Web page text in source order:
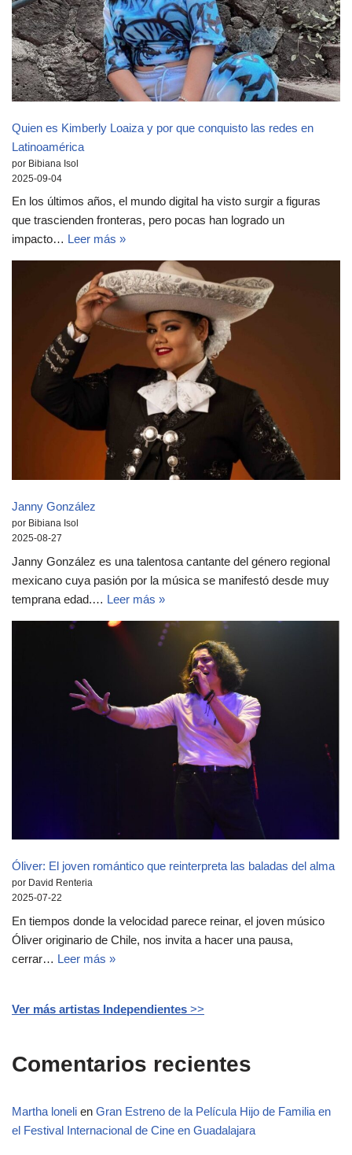
Quien es Kimberly Loaiza y por que conquisto las redes en
Latinoamérica
por Bibiana Isol
2025-09-04
En los últimos años, el mundo digital ha visto surgir a figuras
que trascienden fronteras, pero pocas han logrado un
impacto… Leer más »
Janny González
por Bibiana Isol
2025-08-27
Janny González es una talentosa cantante del género regional
mexicano cuya pasión por la música se manifestó desde muy
temprana edad.… Leer más »
Óliver: El joven romántico que reinterpreta las baladas del alma
por David Renteria
2025-07-22
En tiempos donde la velocidad parece reinar, el joven músico
Óliver originario de Chile, nos invita a hacer una pausa,
cerrar… Leer más »
Ver más artistas Independientes >>
Comentarios recientes
Martha loneli en Gran Estreno de la Película Hijo de Familia en
el Festival Internacional de Cine en Guadalajara